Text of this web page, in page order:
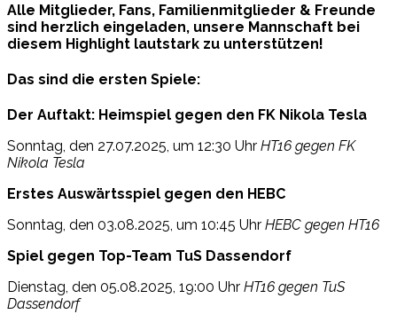
Alle Mitglieder, Fans, Familienmitglieder & Freunde
sind herzlich eingeladen, unsere Mannschaft bei
diesem Highlight lautstark zu unterstützen!
Das sind die ersten Spiele:
Der Auftakt: Heimspiel gegen den FK Nikola Tesla
Sonntag, den 27.07.2025, um 12:30 Uhr HT16 gegen FK
Nikola Tesla
Erstes Auswärtsspiel gegen den HEBC
Sonntag, den 03.08.2025, um 10:45 Uhr HEBC gegen HT16
Spiel gegen Top-Team TuS Dassendorf
Dienstag, den 05.08.2025, 19:00 Uhr HT16 gegen TuS
Dassendorf